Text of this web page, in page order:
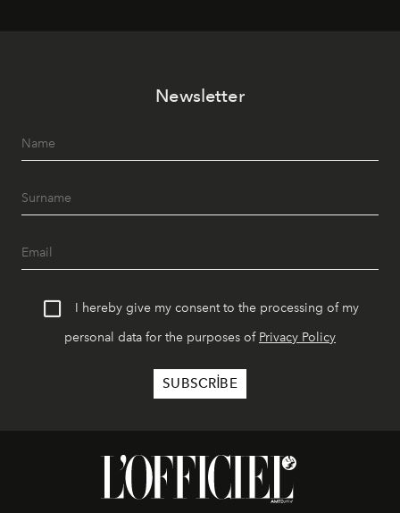
Newsletter
I hereby give my consent to the processing of my
personal data for the purposes of Privacy Policy